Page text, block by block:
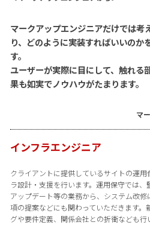
マークアップエンジニアだけでは考
り、どのように実装すればいいのか
す。
ユーザーが実際に目にして、触れる
果も如実でノウハウがたまります。
マ
インフラエンジニア
クライアントに提供しているサイトの運
ラ設計・支援を行います。運用保守では
アップデート等の業務から、システム改
項の提案などにも関わっていただきます
グや要件定義、関係会社との折衝なども行